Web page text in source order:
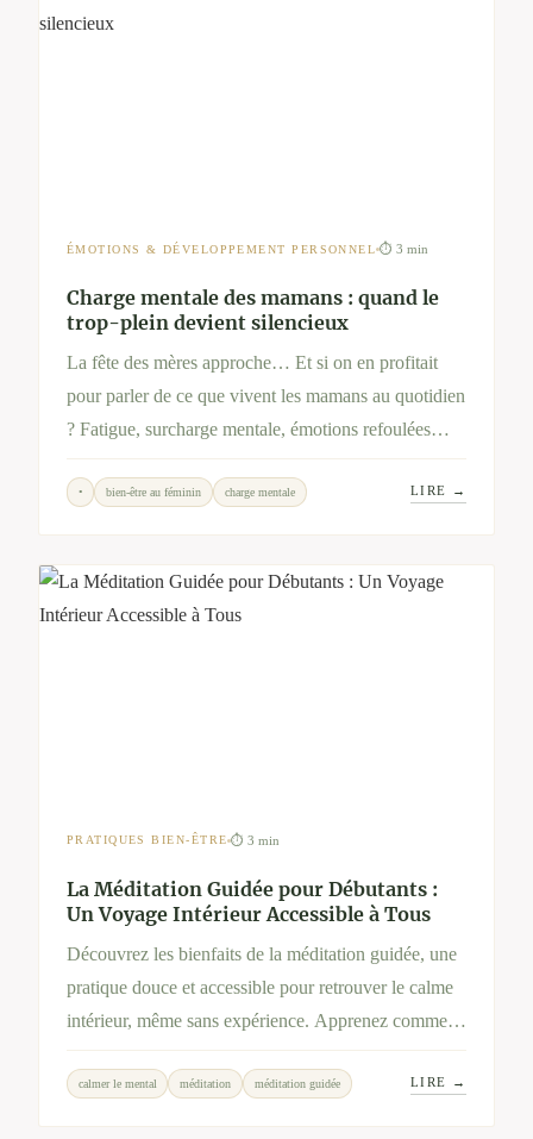
ÉMOTIONS & DÉVELOPPEMENT PERSONNEL ⏱ 3 min
Charge mentale des mamans : quand le
trop-plein devient silencieux
La fête des mères approche… Et si on en profitait
pour parler de ce que vivent les mamans au quotidien
? Fatigue, surcharge mentale, émotions refoulées…
Cet article ouvre un espace d’écoute et propose des
pistes douces pour se recentrer, en soi ou en famille.
• bien-être au féminin charge mentale LIRE →
PRATIQUES BIEN-ÊTRE ⏱ 3 min
La Méditation Guidée pour Débutants :
Un Voyage Intérieur Accessible à Tous
Découvrez les bienfaits de la méditation guidée, une
pratique douce et accessible pour retrouver le calme
intérieur, même sans expérience. Apprenez comment
méditer simplement, pourquoi c’est efficace et
commencez dès aujourd’hui avec nos audios bien-
calmer le mental méditation méditation guidée LIRE →